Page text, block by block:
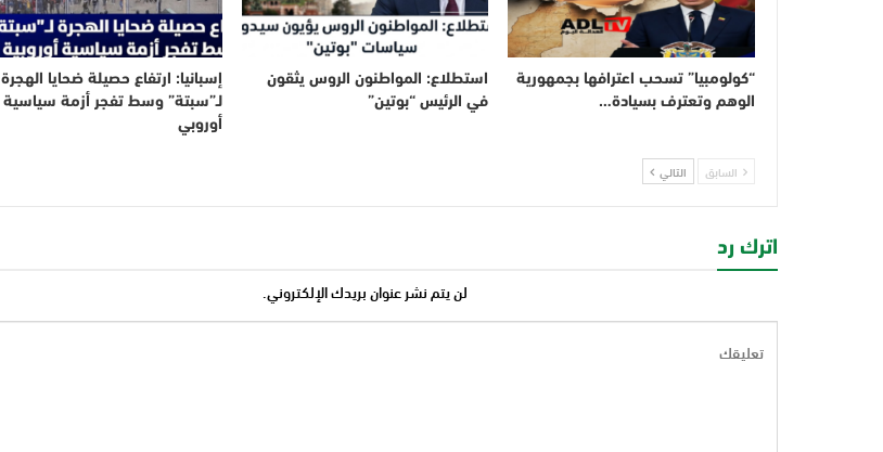
“كولومبيا” تسحب اعترافها بجمهورية
الوهم وتعترف بسيادة…
استطلاع: المواطنون الروس يثقون
في الرئيس “بوتين”
إسبانيا: ارتفاع حصيلة ضحايا الهجرة
لـ”سبتة” وسط تفجر أزمة سياسية
أوروبي
السابق التالي
اترك رد
لن يتم نشر عنوان بريدك الإلكتروني.